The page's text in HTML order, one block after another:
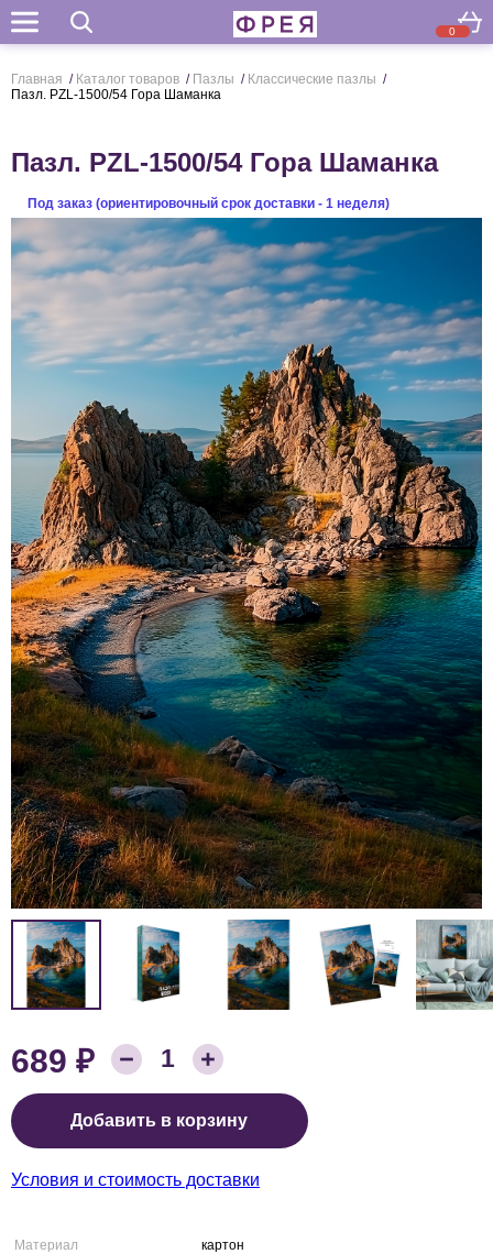
0
Поиск
Главная / Каталог товаров / Пазлы / Классические пазлы /
Пазл. PZL-1500/54 Гора Шаманка
Пазл. PZL-1500/54 Гора Шаманка
Под заказ (ориентировочный срок доставки - 1 неделя)
Цена:
689 ₽ Количество товара:
1
Добавить в корзину
Условия и стоимость доставки
Материал
картон